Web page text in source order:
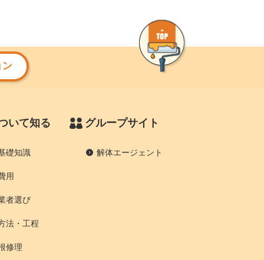
ン
いて知る
礎知識
用
者選び
法・工程
修理
グループサイト
解体エージェント